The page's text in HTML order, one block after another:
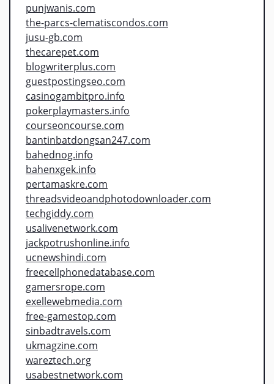
punjwanis.com
the-parcs-clematiscondos.com
jusu-gb.com
thecarepet.com
blogwriterplus.com
guestpostingseo.com
casinogambitpro.info
pokerplaymasters.info
courseoncourse.com
bantinbatdongsan247.com
bahednog.info
bahenxgek.info
pertamaskre.com
threadsvideoandphotodownloader.com
techgiddy.com
usalivenetwork.com
jackpotrushonline.info
ucnewshindi.com
freecellphonedatabase.com
gamersrope.com
exellewebmedia.com
free-gamestop.com
sinbadtravels.com
ukmagzine.com
wareztech.org
usabestnetwork.com